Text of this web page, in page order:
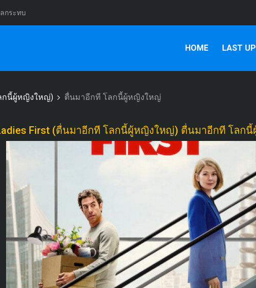
กระทบ
HOME LAST
กนี้ผู้หญิงใหญ่) ตื่นมาอีกที โลกนี้ผู้หญิงใหญ่
First (ตื่นมาอีกที โลกนี้ผู้หญิงใหญ่) ตื่นมาอีกที โลก